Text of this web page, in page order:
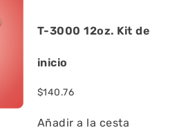
T-3000 12oz. Kit de
inicio
$140.76
Añadir a la cesta